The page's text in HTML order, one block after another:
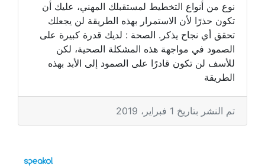
نوع من أنواع التخطيط لمستقبلك المهني، عليك أن
تكون حذرًا لأن الاستمرار بهذه الطريقة لن يجعلك
تحقق أي نجاح يذكر. الصحة : لديك قدرة كبيرة على
الصمود في مواجهة هذه المشكلة الصحية، لكن
للأسف لن تكون قادرًا على الصمود إلى الأبد بهذه
الطريقة
تم النشر بتاريخ 1 فبراير، 2019